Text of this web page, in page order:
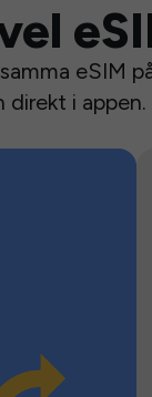
eSIM
i appen.